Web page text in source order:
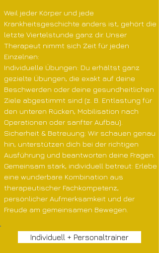
Weil jeder Körper und jede
Krankheitsgeschichte anders ist, gehört die
letzte Viertelstunde ganz dir. Unser
Therapeut nimmt sich Zeit für jeden
Einzelnen:
Individuelle Übungen: Du erhältst ganz
gezielte Übungen, die exakt auf deine
Beschwerden oder deine gesundheitlichen
Ziele abgestimmt sind (z. B. Entlastung für
den unteren Rücken, Mobilisation nach
Operationen oder sanfter Aufbau).
Sicherheit & Betreuung: Wir schauen genau
hin, unterstützen dich bei der richtigen
Ausführung und beantworten deine Fragen.
Gemeinsam stark, individuell betreut: Erlebe
eine wunderbare Kombination aus
therapeutischer Fachkompetenz,
persönlicher Aufmerksamkeit und der
Freude am gemeinsamen Bewegen.
Individuell + Personaltrainer